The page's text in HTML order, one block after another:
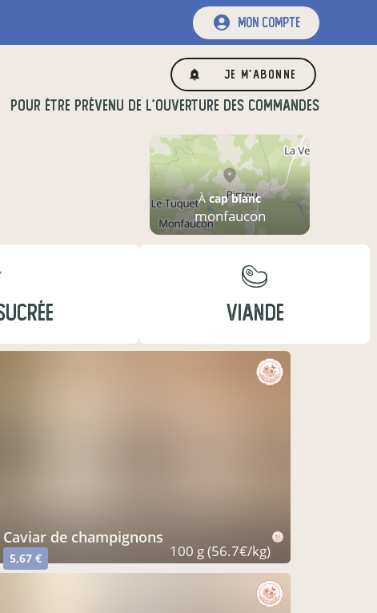
mon compte
Je m'abonne
POUR ÊTRE PRÉVENU DE L'OUVERTURE DES COMMANDES
Àcap blanc
monfaucon
VIANDE
caviar de champignons
5,67 € 100 g (56.7€/kg)